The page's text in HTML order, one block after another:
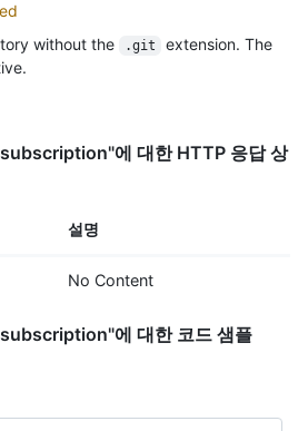
without the
.git
extension. The
에 대한 HTTP 응답 상
설명
No Content
에 대한 코드 샘플